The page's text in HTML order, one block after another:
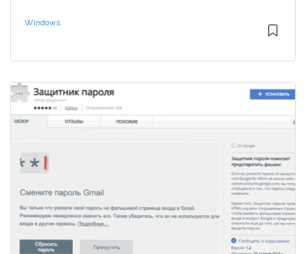
Windows